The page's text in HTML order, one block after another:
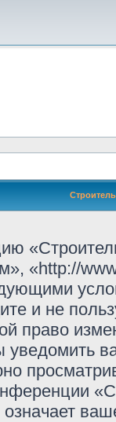
«http://
и не
право
уведомить